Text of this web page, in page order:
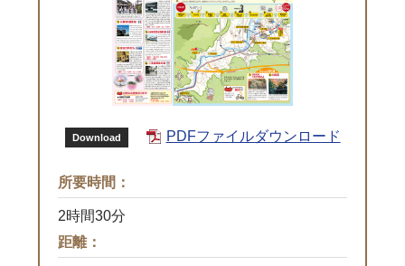
Download PDFファイルダウンロード
所要時間：
2時間30分
距離：